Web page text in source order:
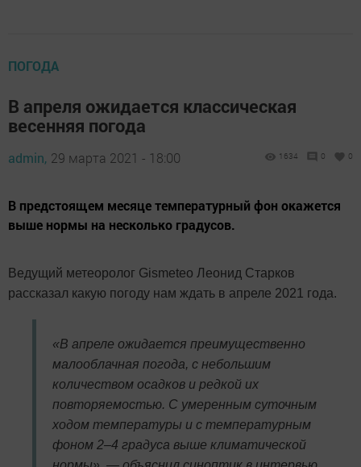
ПОГОДА
В апреля ожидается классическая
весенняя погода
admin, 29 марта 2021 - 18:00 1634 0 0
В предстоящем месяце температурный фон окажется
выше нормы на несколько градусов.
Ведущий метеоролог Gismeteo Леонид Старков
рассказал какую погоду нам ждать в апреле 2021 года.
«В апреле ожидается преимущественно
малооблачная погода, с небольшим
количеством осадков и редкой их
повторяемостью. С умеренным суточным
ходом температуры и с температурным
фоном 2–4 градуса выше климатической